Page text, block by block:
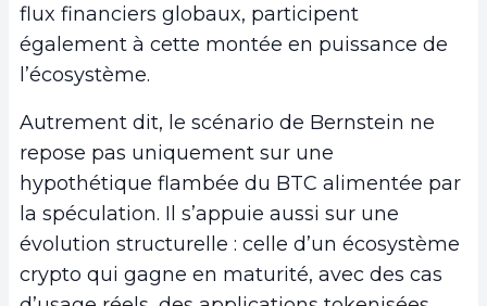
flux financiers globaux, participent
également à cette montée en puissance de
l’écosystème.
Autrement dit, le scénario de Bernstein ne
repose pas uniquement sur une
hypothétique flambée du BTC alimentée par
la spéculation. Il s’appuie aussi sur une
évolution structurelle : celle d’un écosystème
crypto qui gagne en maturité, avec des cas